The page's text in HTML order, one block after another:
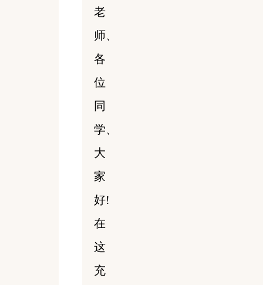
老
师、
各
位
同
学、
大
家
好!
在
这
充